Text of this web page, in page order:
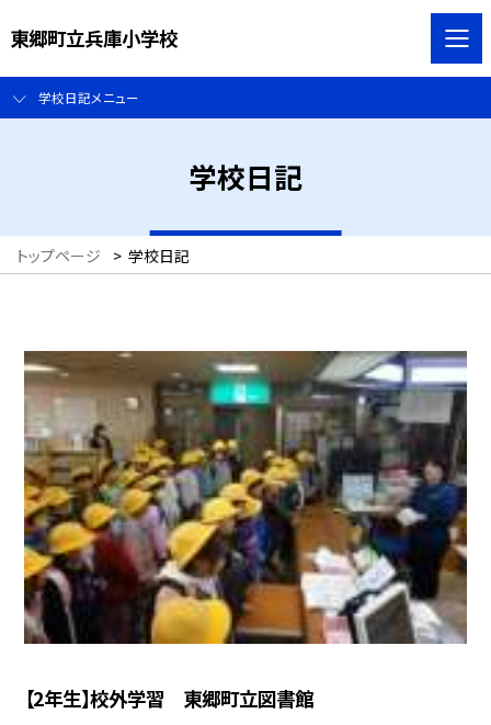
東郷町立兵庫小学校
学校日記メニュー
学校日記
トップページ > 学校日記
【2年生】校外学習 東郷町立図書館